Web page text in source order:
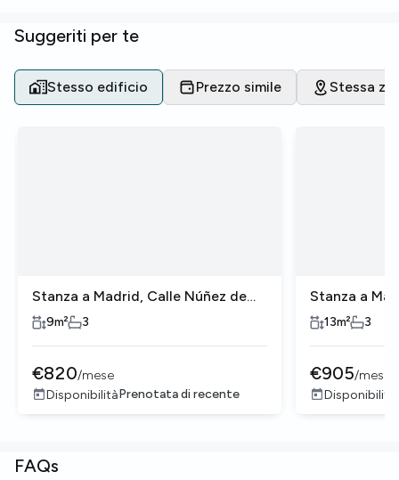
Suggeriti per te
Stesso edificio Prezzo simile Stessa
Stanza a Madrid, Calle Núñez de
Balboa
9m² 3
€820/mese
DisponibilitàPrenotata di recente
Stanza a
Balboa
13m² 3
€905/mese
Disponibilità
FAQs